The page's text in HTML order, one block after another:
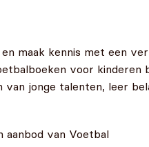
maak kennis met een
voor kinderen
jonge talenten, leer
aanbod van Voetbal